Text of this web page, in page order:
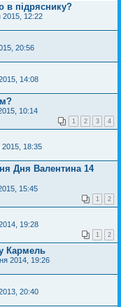
в підряснику?
2015, 12:22
20:56
14:08
10:14
1 2 3 4
2015, 18:35
Дня Валентина 14
15:45
1 2
19:28
1 2
Кармель
2014, 19:26
20:40